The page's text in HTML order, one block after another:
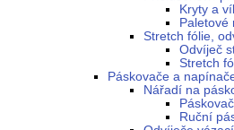
Kryty a
Paletové
Stretch fólie,
Odvíječ
Stretch
Páskovače a
Nářadí na
Ruční